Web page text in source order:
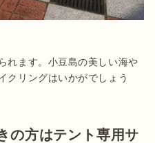
れます。小豆島の美しい海や
クリングはいかがでしょう
の方はテント専用サ